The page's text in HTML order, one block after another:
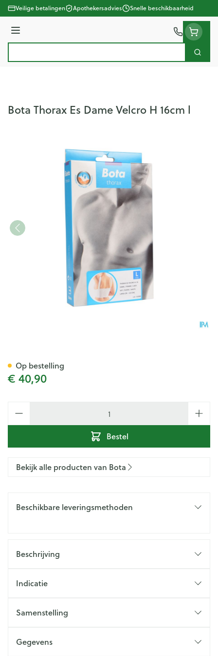
Ga naar de inhoud
Veilige betalingen Apothekersadvies Snelle beschikbaarheid
Menu
Zoek
Bota Thorax Es Dame Velcro H 16cm l
€ 40,90
Bestel
Op bestelling
Bekijk alle producten van Bota
Beschikbare leveringsmethoden
Beschrijving
Indicatie
Samenstelling
Gegevens